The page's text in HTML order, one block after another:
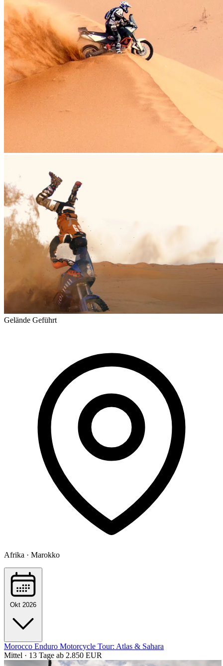
Gelände Geführt
Afrika · Marokko
Okt 2026
Morocco Enduro Motorcycle Tour: Atlas & Sahara
Mittel · 13 Tage ab 2.850 EUR